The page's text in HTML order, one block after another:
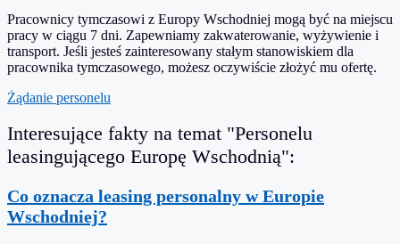
Pracownicy tymczasowi z Europy Wschodniej mogą być na miejscu
pracy w ciągu 7 dni. Zapewniamy zakwaterowanie, wyżywienie i
transport. Jeśli jesteś zainteresowany stałym stanowiskiem dla
pracownika tymczasowego, możesz oczywiście złożyć mu ofertę.
Żądanie personelu
Interesujące fakty na temat "Personelu
leasingującego Europę Wschodnią":
Co oznacza leasing personalny w Europie
Wschodniej?